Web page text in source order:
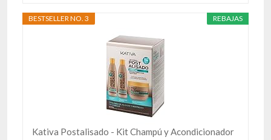
REBAJAS
BESTSELLER NO. 3
Kativa Postalisado - Kit Champú y Acondicionador